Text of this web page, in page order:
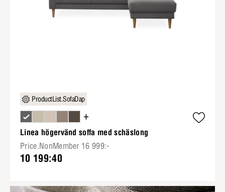
ProductList.SofaDap
+
Linea högervänd soffa med schäslong
Price.NonMember 16 999:-
10 199:40